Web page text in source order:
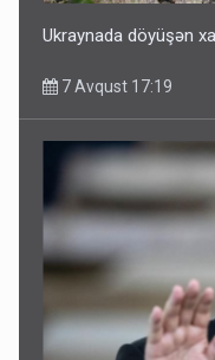
Ukraynada döyüşən
7 Avqust 17:19